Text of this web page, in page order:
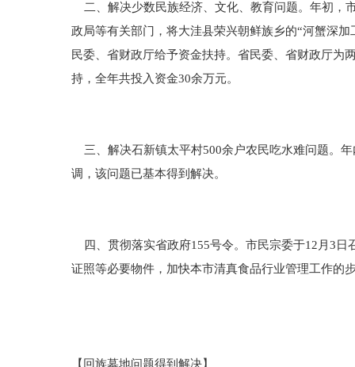
二、解决少数民族经济、文化、教育问题。年初，
政局等有关部门，将大洼县荣兴朝鲜族乡的“河蟹深
民委、省财政厅给予资金扶持。省民委、省财政厅为
持，全年共投入资金30余万元。
三、解决石新镇太平村500余户农民吃水难问题。
调，该问题已基本得到解决。
四、贯彻落实省政府155号令。市民宗委于12月3日
证照等必要物件，加快本市清真食品行业管理工作的
【回族墓地问题得到解决】